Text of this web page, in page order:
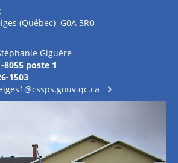
(Québec) G0A 3R0
Giguère
8055 poste 1
1503